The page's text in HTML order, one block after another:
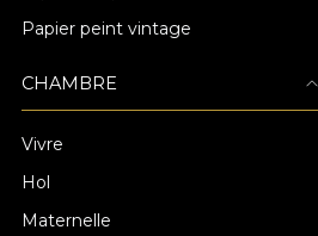
Papier peint vintage
CHAMBRE
Vivre
Hol
Maternelle